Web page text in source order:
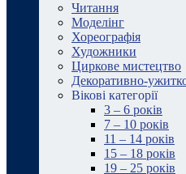
Читання
Моделінг
Хореографія
Художники
Циркове мистецтво
Декоративно-
Вікові категорії
3 – 6 років
7 – 10 років
11 – 14 років
15 – 18 років
19 – 25 років